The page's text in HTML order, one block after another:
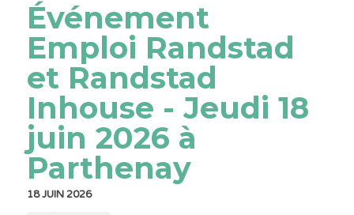
Événement
Emploi Randstad
et Randstad
Inhouse - Jeudi 18
juin 2026 à
Parthenay
18 JUIN 2026